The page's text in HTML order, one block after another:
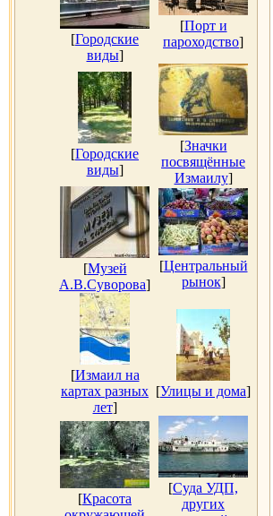
[Городские
виды]
[Порт и
пароходство]
[Городские
виды]
[Значки
посвящённые
Измаилу]
[Музей
А.В.Суворова]
[Центральный
рынок]
[Измаил на
картах разных
лет]
[Улицы и дома]
[Красота
[Суда УДП,
других